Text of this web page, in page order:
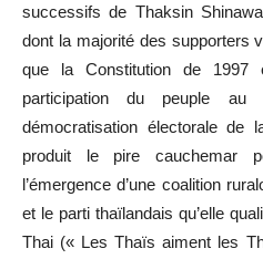
successifs de Thaksin
dont la majorité des supporters
que la Constitution de 1997
participation du peuple au
démocratisation électorale de
produit le pire cauchemar
l’émergence d’une coalition
et le parti thaïlandais qu’elle
Thai (« Les Thaïs aiment les